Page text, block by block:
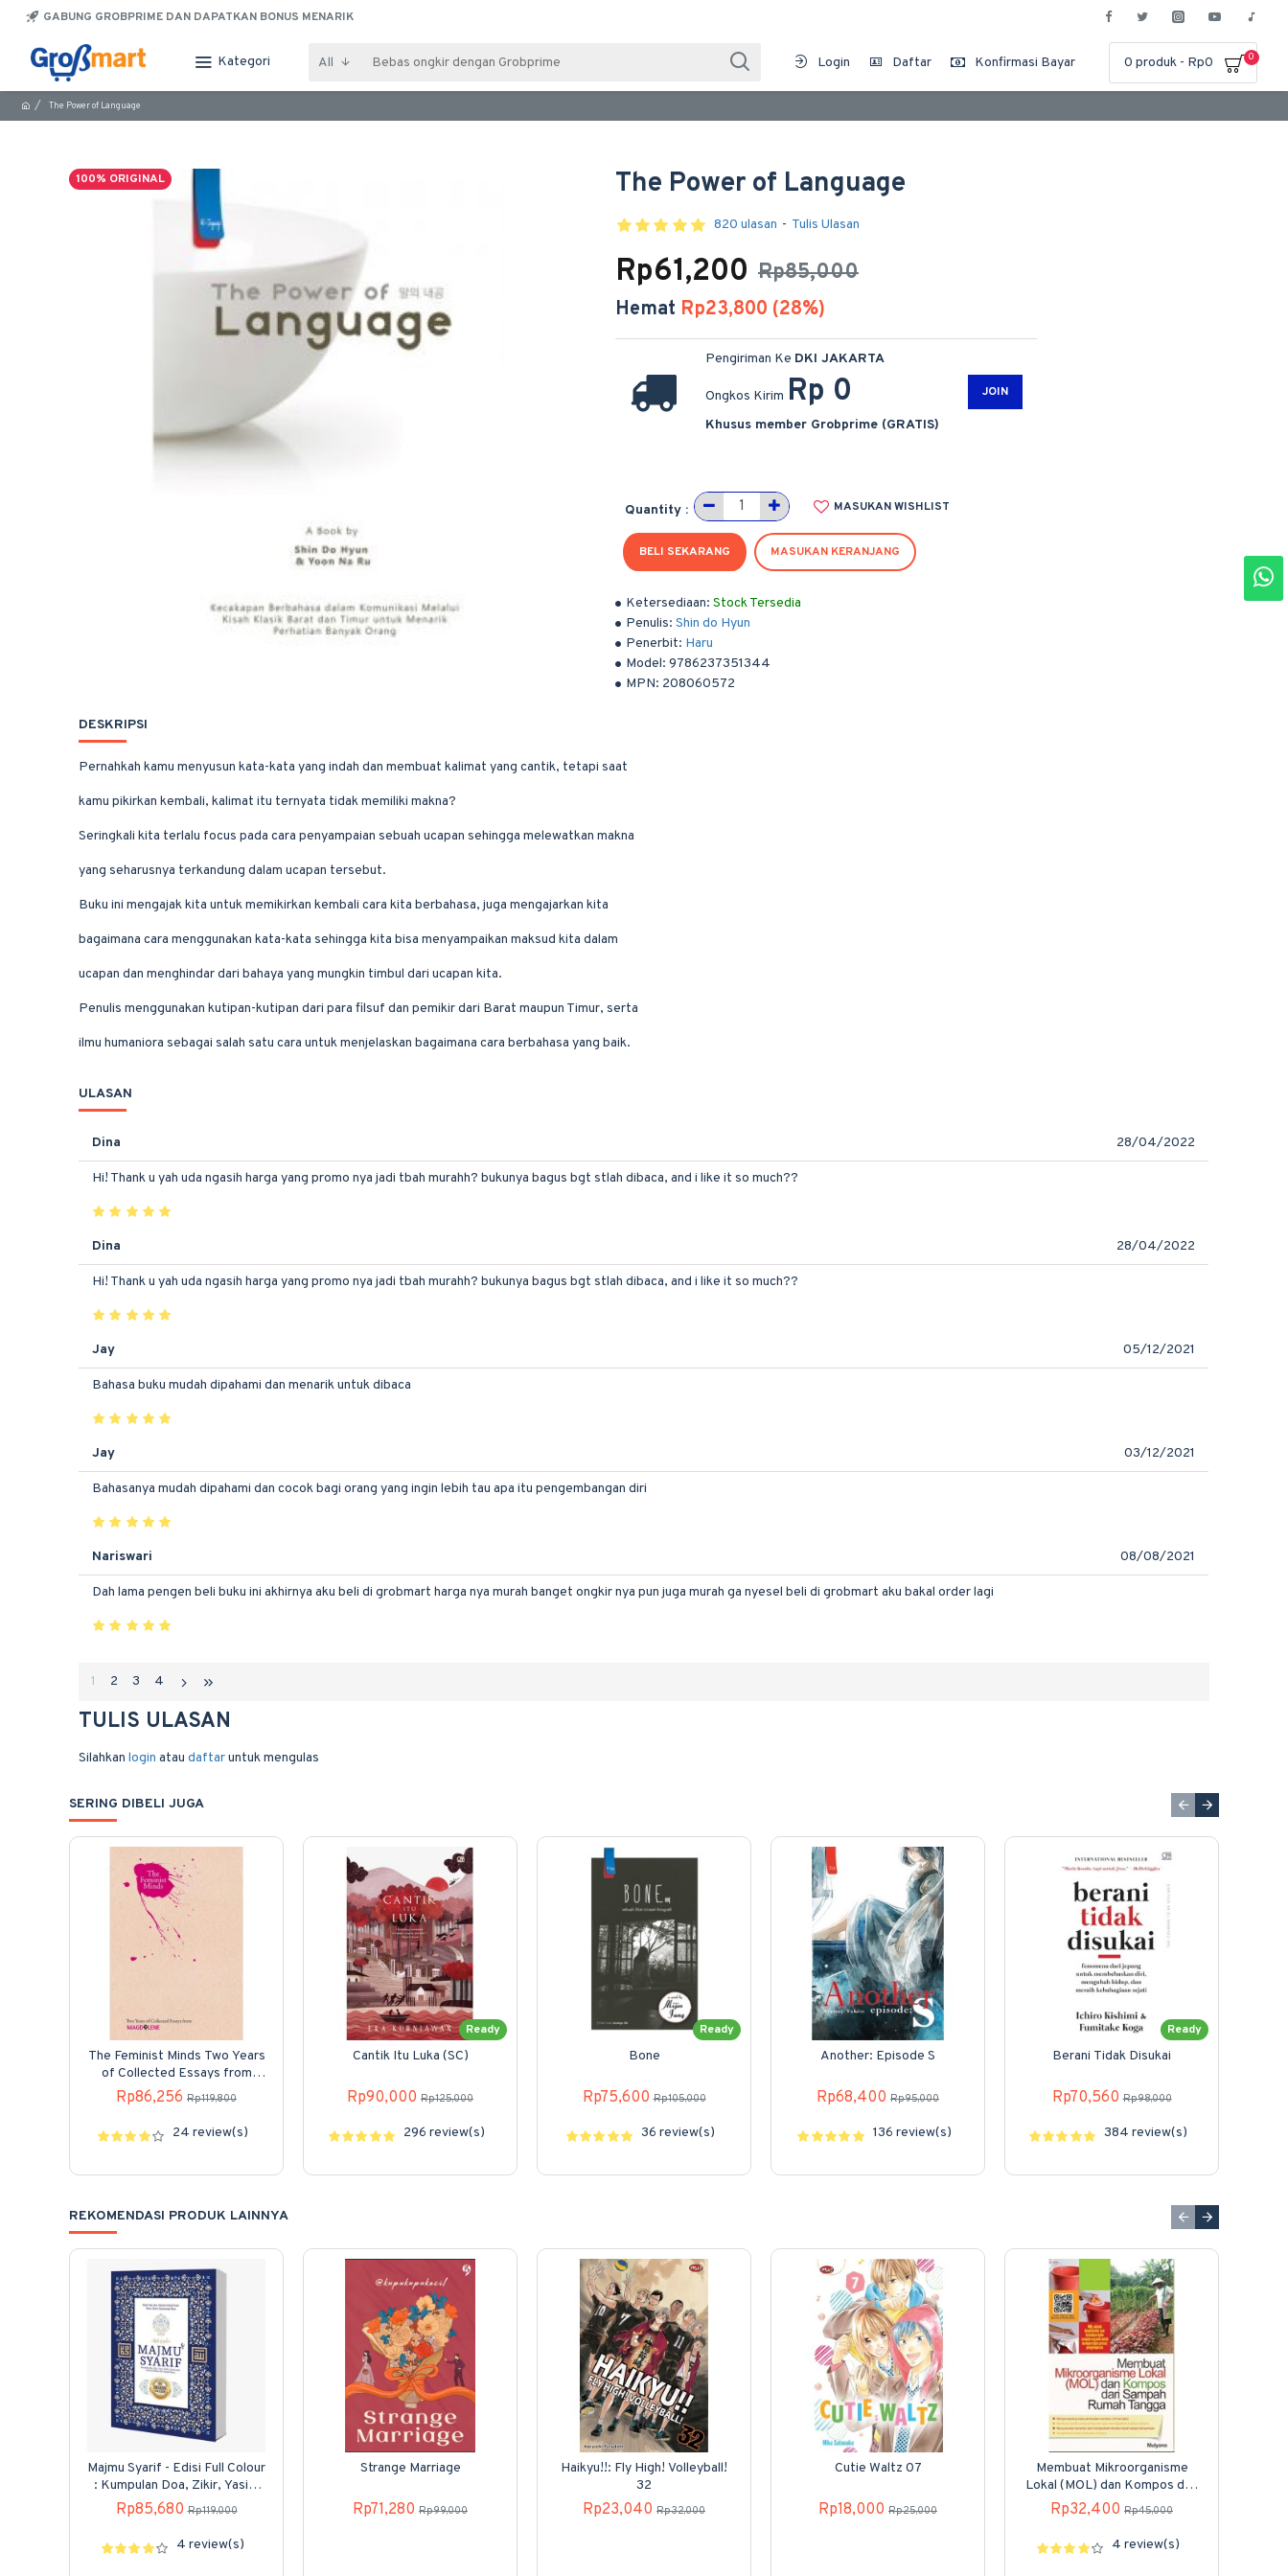
GABUNG GROBPRIME DAN DAPATKAN BONUS MENARIK
Kategori All Login Daftar Konfirmasi Bayar 0 produk - Rp0 0
The Power of Language
100% ORIGINAL The Power of Language
Ketersediaan: Stock Tersedia
Penulis: Shin do Hyun
Penerbit: Haru
Model: 9786237351344
MPN: 208060572
820 ulasan - Tulis Ulasan
Rp85,000
Rp61,200
Hemat Rp23,800 (28%)
Pengiriman Ke DKI JAKARTA
Ongkos Kirim Rp 0
Khusus member Grobprime (GRATIS)
JOIN
Quantity : MASUKAN WISHLIST
BELI SEKARANG MASUKAN KERANJANG
DESKRIPSI
Pernahkah kamu menyusun kata-kata yang indah dan membuat kalimat yang cantik, tetapi saat
kamu pikirkan kembali, kalimat itu ternyata tidak memiliki makna?
Seringkali kita terlalu focus pada cara penyampaian sebuah ucapan sehingga melewatkan makna
yang seharusnya terkandung dalam ucapan tersebut.
Buku ini mengajak kita untuk memikirkan kembali cara kita berbahasa, juga mengajarkan kita
bagaimana cara menggunakan kata-kata sehingga kita bisa menyampaikan maksud kita dalam
ucapan dan menghindar dari bahaya yang mungkin timbul dari ucapan kita.
Penulis menggunakan kutipan-kutipan dari para filsuf dan pemikir dari Barat maupun Timur, serta
ilmu humaniora sebagai salah satu cara untuk menjelaskan bagaimana cara berbahasa yang baik.
ULASAN
Dina 28/04/2022
Hi! Thank u yah uda ngasih harga yang promo nya jadi tbah murahh? bukunya bagus bgt stlah dibaca, and i like it so much??
Dina 28/04/2022
Hi! Thank u yah uda ngasih harga yang promo nya jadi tbah murahh? bukunya bagus bgt stlah dibaca, and i like it so much??
Jay 05/12/2021
Bahasa buku mudah dipahami dan menarik untuk dibaca
Jay 03/12/2021
Bahasanya mudah dipahami dan cocok bagi orang yang ingin lebih tau apa itu pengembangan diri
Nariswari 08/08/2021
Dah lama pengen beli buku ini akhirnya aku beli di grobmart harga nya murah banget ongkir nya pun juga murah ga nyesel beli di grobmart aku bakal order lagi
1 2 3 4
TULIS ULASAN
Silahkan login atau daftaruntuk mengulas
SERING DIBELI JUGA
The Feminist Minds Two Years
of Collected Essays from
Magdalene
Rp86,256 Rp119,800
24 review(s)
Ready
Cantik Itu Luka (SC)
Rp90,000 Rp125,000
296 review(s)
Ready
Bone
Rp75,600 Rp105,000
36 review(s)
Another: Episode S
Rp68,400 Rp95,000
136 review(s)
Ready
Berani Tidak Disukai
Rp70,560 Rp98,000
384 review(s)
REKOMENDASI PRODUK LAINNYA
Majmu Syarif - Edisi Full Colour
: Kumpulan Doa, Zikir, Yasin,
Tahlil, Surah-surah
Rp85,680 Rp119,000
4 review(s)
Strange Marriage
Rp71,280 Rp99,000
Haikyu!!: Fly High! Volleyball!
32
Rp23,040 Rp32,000
Cutie Waltz 07
Rp18,000 Rp25,000
Membuat Mikroorganisme
Lokal (MOL) dan Kompos dari
Sampah Rumah Tangga
Rp32,400 Rp45,000
4 review(s)